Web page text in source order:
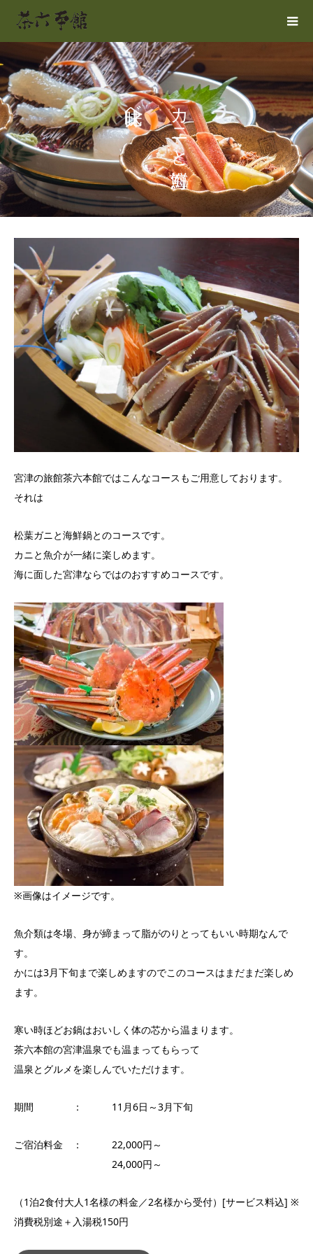
カニと海鮮
味比べ
宮津の旅館茶六本館ではこんなコースもご用意しております。
それは
松葉ガニと海鮮鍋とのコースです。
カニと魚介が一緒に楽しめます。
海に面した宮津ならではのおすすめコースです。
※画像はイメージです。
魚介類は冬場、身が締まって脂がのりとってもいい時期なんで
す。
かには3月下旬まで楽しめますのでこのコースはまだまだ楽しめ
ます。
寒い時ほどお鍋はおいしく体の芯から温まります。
茶六本館の宮津温泉でも温まってもらって
温泉とグルメを楽しんでいただけます。
期間 ： 11月6日～3月下旬
ご宿泊料金 ： 22,000円～
24,000円～
（1泊2食付大人1名様の料金／2名様から受付）[サービス料込] ※
消費税別途＋入湯税150円